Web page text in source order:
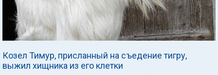
Козел Тимур, присланный на съедение тигру,
выжил хищника из его клетки